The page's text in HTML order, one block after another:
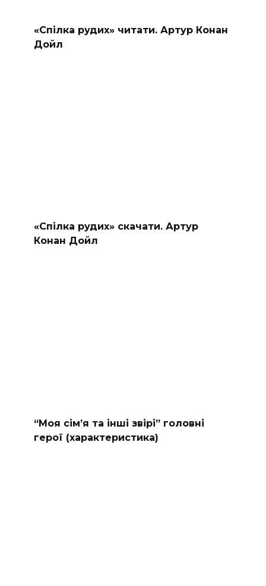
«Спілка рудих» читати. Артур Конан
Дойл
«Спілка рудих» скачати. Артур
Конан Дойл
“Моя сімʼя та інші звірі” головні
герої (характеристика)